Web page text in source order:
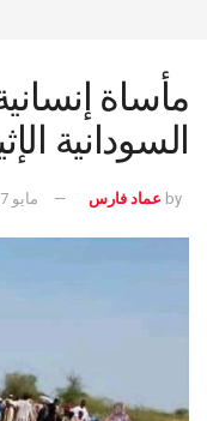
مأساة
السودانية
by عماد فارس مايو 17, 2026